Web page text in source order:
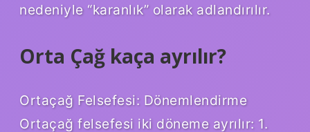
nedeniyle “karanlık” olarak adlandırılır.
Orta Çağ kaça ayrılır?
Ortaçağ Felsefesi: Dönemlendirme
Ortaçağ felsefesi iki döneme ayrılır: 1.